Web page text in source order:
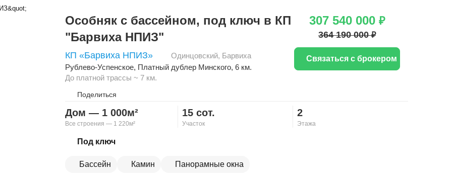
Особняк с бассейном, под ключ в КП
"Барвиха НПИЗ"
КП «Барвиха НПИЗ» Одинцовский, Барвиха
Рублево-Успенское, Платный дублер Минского, 6 км.
До платной трассы ~ 7 км.
Поделиться
Дом — 1 000м²
Все строения — 1 220м²
15 сот.
Участок
2
Этажа
Под ключ
Бассейн Камин Панорамные окна
307 540 000 ₽
364 190 000 ₽
Связаться с брокером